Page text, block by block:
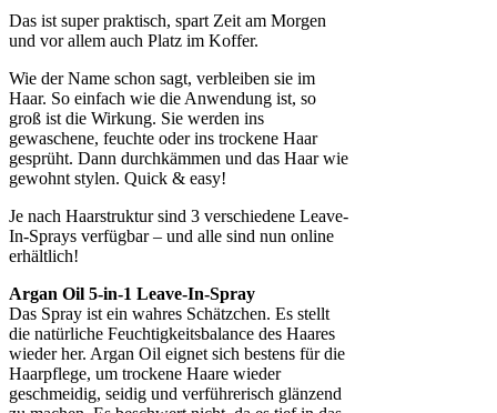
Das ist super praktisch, spart Zeit am Morgen
und vor allem auch Platz im Koffer.
Wie der Name schon sagt, verbleiben sie im
Haar. So einfach wie die Anwendung ist, so
groß ist die Wirkung. Sie werden ins
gewaschene, feuchte oder ins trockene Haar
gesprüht. Dann durchkämmen und das Haar wie
gewohnt stylen. Quick & easy!
Je nach Haarstruktur sind 3 verschiedene Leave-
In-Sprays verfügbar – und alle sind nun online
erhältlich!
Argan Oil 5-in-1 Leave-In-Spray
Das Spray ist ein wahres Schätzchen. Es stellt
die natürliche Feuchtigkeitsbalance des Haares
wieder her. Argan Oil eignet sich bestens für die
Haarpflege, um trockene Haare wieder
geschmeidig, seidig und verführerisch glänzend